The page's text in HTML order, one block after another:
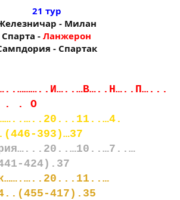
21 тур
- Милан
Спарта - Ланжерон
- Спартак​
. . О
393)…37
424).37
417).35